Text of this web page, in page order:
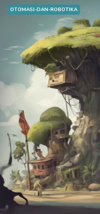
OTOMASI-DAN-ROBOTIKA